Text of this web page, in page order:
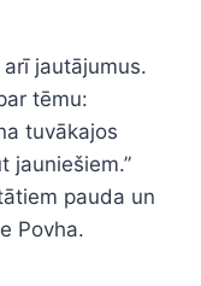
jautājumus.
tēmu:
tuvākajos
jauniešiem.”
pauda un
Povha.